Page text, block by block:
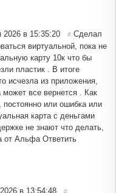
2026 в 15:35:20 # Сделал
виртуальной, пока не
карту 10к что бы
пластик . В итоге
исчезла из приложения,
все вернется . Как
постоянно или ошибка или
карта с деньгами
не знают что делать,
от Альфа Ответить
в 13:54:48 #